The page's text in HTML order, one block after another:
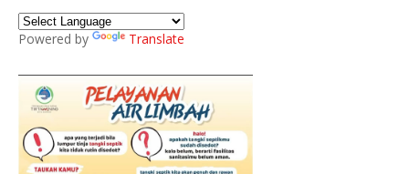
Powered by Translate